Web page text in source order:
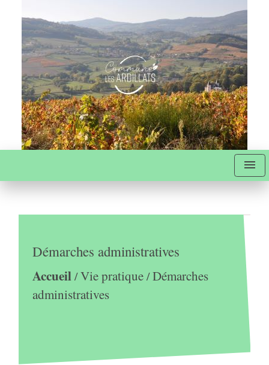
menu
Démarches administratives
Accueil/Vie pratique/Démarches
administratives